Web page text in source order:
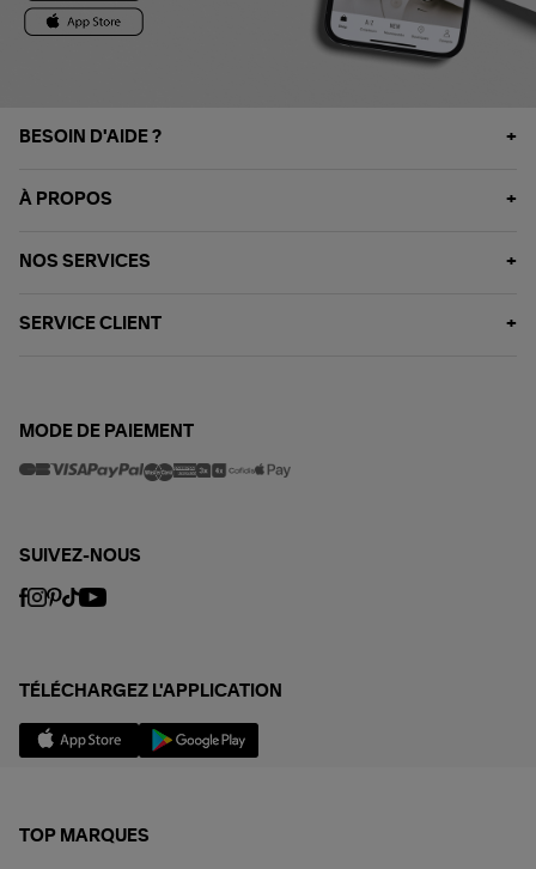
BESOIN D'AIDE ?
À PROPOS
NOS SERVICES
SERVICE CLIENT
MODE DE PAIEMENT
SUIVEZ-NOUS
TÉLÉCHARGEZ L'APPLICATION
TOP MARQUES